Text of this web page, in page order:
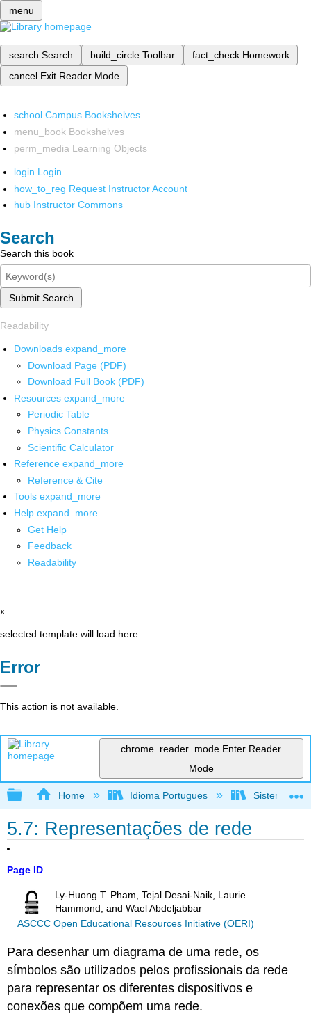
menu
search Search build_circle Toolbar fact_check Homework
cancel Exit Reader Mode
school Campus Bookshelves
menu_book Bookshelves
perm_media Learning Objects
login Login
how_to_reg Request Instructor Account
hub Instructor Commons
Search
Search this book
Submit Search
Readability
Downloads expand_more
Download Page (PDF)
Download Full Book (PDF)
Resources expand_more
Periodic Table
Physics Constants
Scientific Calculator
Reference expand_more
Reference & Cite
Tools expand_more
Help expand_more
Get Help
Feedback
Readability
x
selected template will load here
Error
This action is not available.
chrome_reader_mode Enter Reader
Mode
Expand/collapse global hierarchy
Home Idioma Portugues Sistemas
5.7: Representações de rede
Page ID
Ly-Huong T. Pham, Tejal Desai-Naik, Laurie
Hammond, and Wael Abdeljabbar
ASCCC Open Educational Resources Initiative (OERI)
Para desenhar um diagrama de uma rede, os
símbolos são utilizados pelos profissionais da rede
para representar os diferentes dispositivos e
conexões que compõem uma rede.